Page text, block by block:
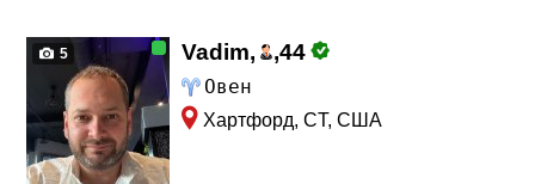
5 Vadim, ,44
Овен
Хартфорд, CT, США